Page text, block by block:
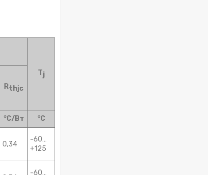
Tj
Rthjc
°С/Вт
°С
0,34
-60…
+125
-60…